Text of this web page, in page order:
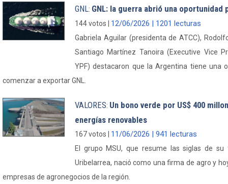
GNL: GNL: la guerra abrió una oportunidad
144 votos | 12/06/2026 | 1201 lecturas
Gabriela Aguilar (presidenta de ATCC),
Santiago Martínez Tanoira (Executive Vice
YPF) destacaron que la Argentina tiene una
comenzar a exportar GNL.
VALORES: Un bono verde por US$ 400
energías renovables
167 votos | 11/06/2026 | 941 lecturas
El grupo MSU, que resume las siglas de su
Uribelarrea, nació como una firma de agro y
empresas de agronegocios de la región.